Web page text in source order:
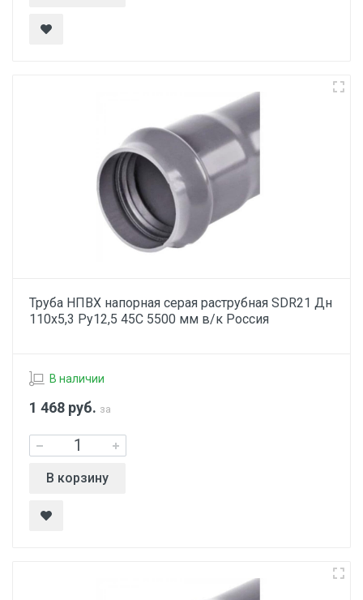
Труба НПВХ напорная серая раструбная SDR21 Дн
110х5,3 Ру12,5 45С 5500 мм в/к Россия
В наличии
1 468 руб. за
В корзину